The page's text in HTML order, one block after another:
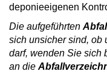
deponieeigenen
Die aufgeführten
sich unsicher sind, ob
darf, wenden Sie sich
an die